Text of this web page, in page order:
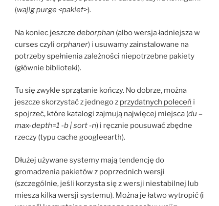
(wajig purge <pakiet>).
Na koniec jeszcze deborphan (albo wersja ładniejsza w
curses czyli orphaner) i usuwamy zainstalowane na
potrzeby spełnienia zależności niepotrzebne pakiety
(głównie biblioteki).
Tu się zwykle sprzątanie kończy. No dobrze, można
jeszcze skorzystać z jednego z przydatnych poleceń i
spojrzeć, które katalogi zajmują najwięcej miejsca (du –
max-depth=1 -b | sort -n) i ręcznie pousuwać zbędne
rzeczy (typu cache googleearth).
Dłużej używane systemy mają tendencję do
gromadzenia pakietów z poprzednich wersji
(szczególnie, jeśli korzysta się z wersji niestabilnej lub
miesza kilka wersji systemu). Można je łatwo wytropić (i